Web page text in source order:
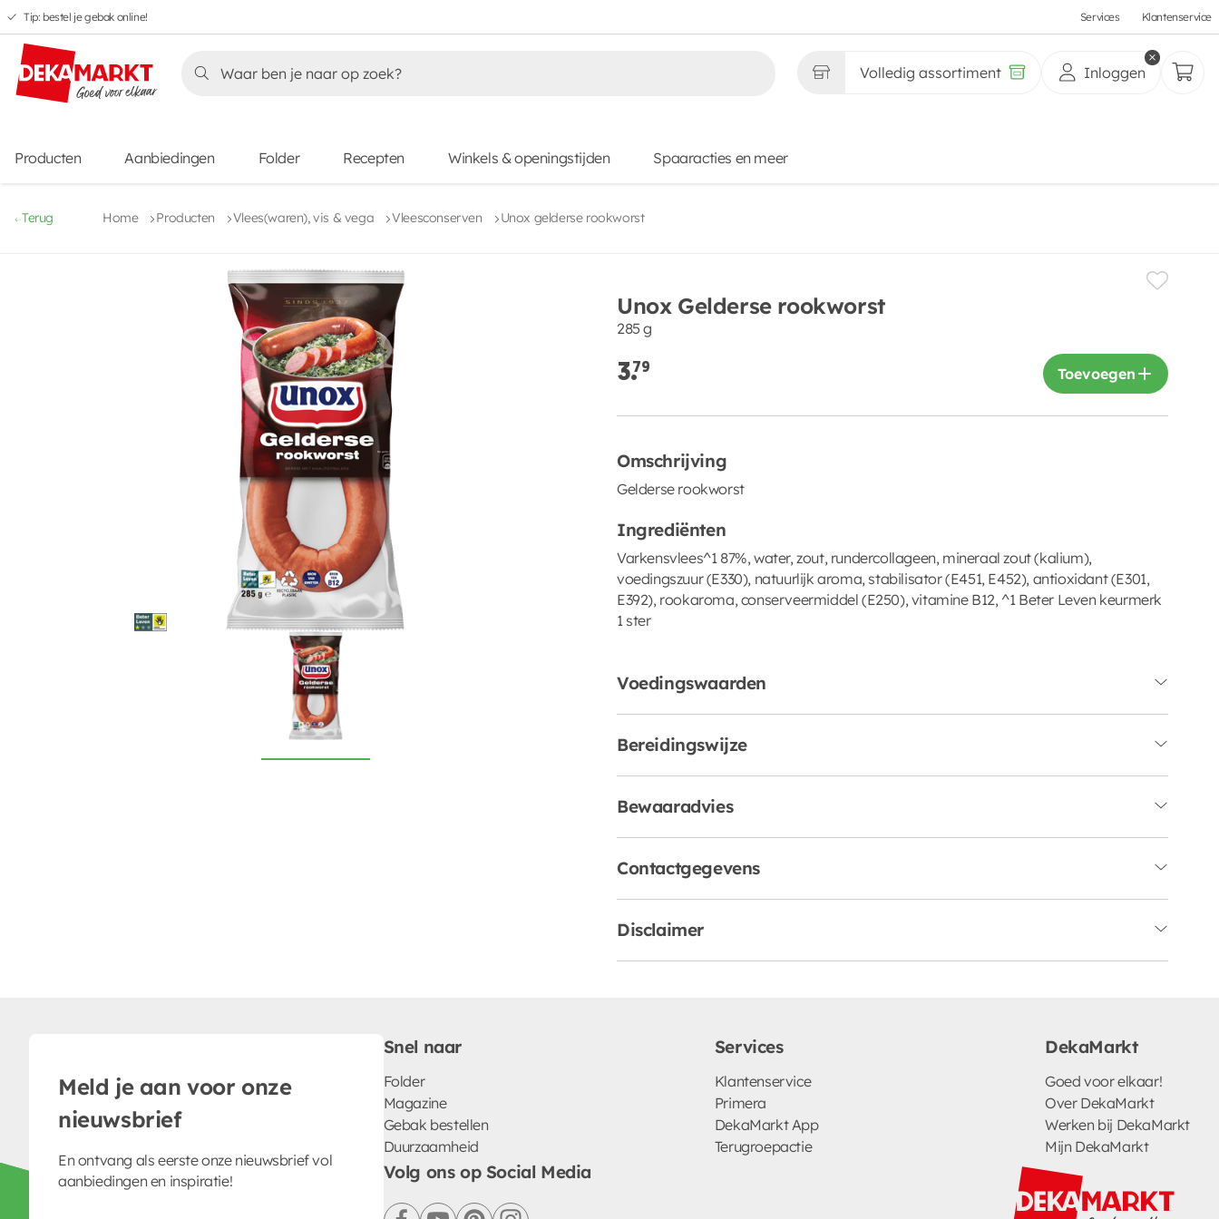
Overslaan
naar
hoofdnavigatie
Overslaan
naar
hoofdinhoud
Overslaan
naar
voettekstinhoud
Overslaan
naar
aanbiedingen
Tip: bestel je gebak online! Services Klantenservice
Volledig assortiment Inloggen
Producten Aanbiedingen Folder Recepten Winkels & openingstijden Spaaracties en meer
Terug Home Producten Vlees(waren), vis & vega Vleesconserven Unox gelderse rookworst
Unox Gelderse rookworst
285 g
3.79 Toevoegen
Omschrijving
Gelderse rookworst
Ingrediënten
Varkensvlees^1 87%, water, zout, rundercollageen, mineraal zout (kalium),
voedingszuur (E330), natuurlijk aroma, stabilisator (E451, E452), antioxidant (E301,
E392), rookaroma, conserveermiddel (E250), vitamine B12, ^1 Beter Leven keurmerk
1 ster
Voedingswaarden
Bereidingswijze
Bewaaradvies
Contactgegevens
Disclaimer
Meld je aan voor onze
nieuwsbrief
En ontvang als eerste onze nieuwsbrief vol
aanbiedingen en inspiratie!
Snel naar
Folder
Magazine
Gebak bestellen
Duurzaamheid
Services
Klantenservice
Primera
DekaMarkt App
Terugroepactie
DekaMarkt
Goed voor elkaar!
Over DekaMarkt
Werken bij DekaMarkt
Mijn DekaMarkt
Volg ons op Social Media